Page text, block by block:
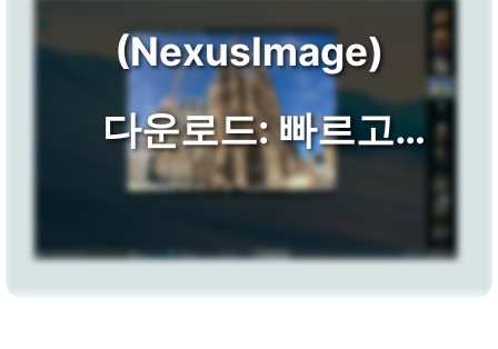
(NexusImage)
다운로드: 빠르고
가벼운 사진 이미지
뷰어!